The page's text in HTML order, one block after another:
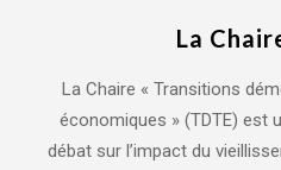
La
La Chaire « Transitions
économiques » (TDTE) est
débat sur l’impact du